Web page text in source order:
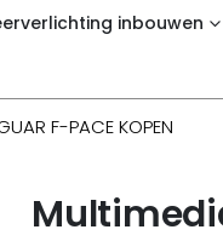
inbouwen
F-PACE KOPEN